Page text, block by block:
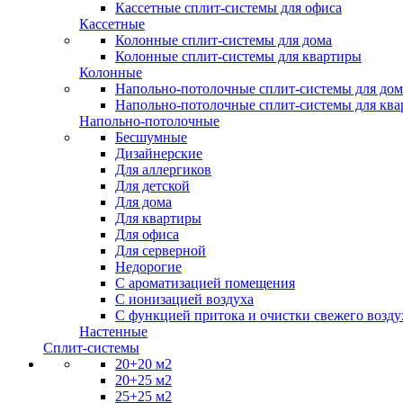
Кассетные сплит-системы для офиса
Кассетные
Колонные сплит-системы для дома
Колонные сплит-системы для квартиры
Колонные
Напольно-потолочные сплит-системы для
Напольно-потолочные сплит-системы для
Напольно-потолочные
Бесшумные
Дизайнерские
Для аллергиков
Для детской
Для дома
Для квартиры
Для офиса
Для серверной
Недорогие
С ароматизацией помещения
С ионизацией воздуха
С функцией притока и очистки свежего
Настенные
Сплит-системы
20+20 м2
20+25 м2
25+25 м2